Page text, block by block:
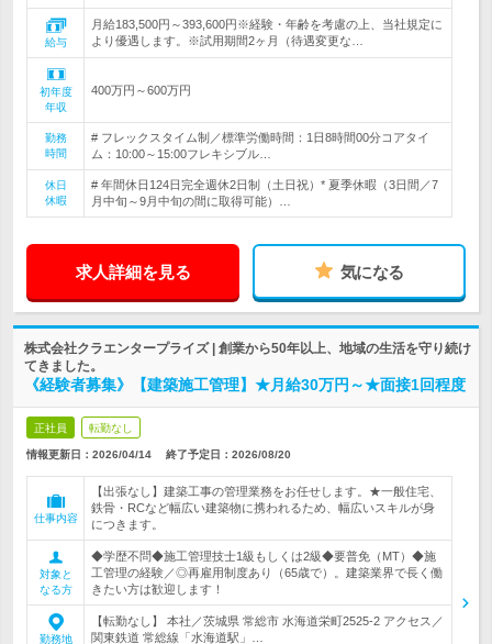
給与
月給183,500円～393,600円※経験・年齢を考慮の上、当社規定に
より優遇します。※試用期間2ヶ月（待遇変更な…
初年度
年収
400万円～600万円
勤務
時間
# フレックスタイム制／標準労働時間：1日8時間00分コアタイ
ム：10:00～15:00フレキシブル…
休日
休暇
# 年間休日124日完全週休2日制（土日祝）* 夏季休暇（3日間／7
月中旬～9月中旬の間に取得可能）…
求人詳細を見る 気になる
株式会社クラエンタープライズ | 創業から50年以上、地域の生活を守り続け
てきました。
《経験者募集》【建築施工管理】★月給30万円～★面接1回程度
正社員 転勤なし
情報更新日：2026/04/14 終了予定日： 2026/08/20
仕事内容
【出張なし】建築工事の管理業務をお任せします。★一般住宅、
鉄骨・RCなど幅広い建築物に携われるため、幅広いスキルが身
につきます。
対象と
なる方
◆学歴不問◆施工管理技士1級もしくは2級◆要普免（MT）◆施
工管理の経験／◎再雇用制度あり（65歳で）。建築業界で長く働
きたい方は歓迎します！
勤務地
【転勤なし】 本社／茨城県 常総市 水海道栄町2525-2 アクセス／
関東鉄道 常総線「水海道駅」…